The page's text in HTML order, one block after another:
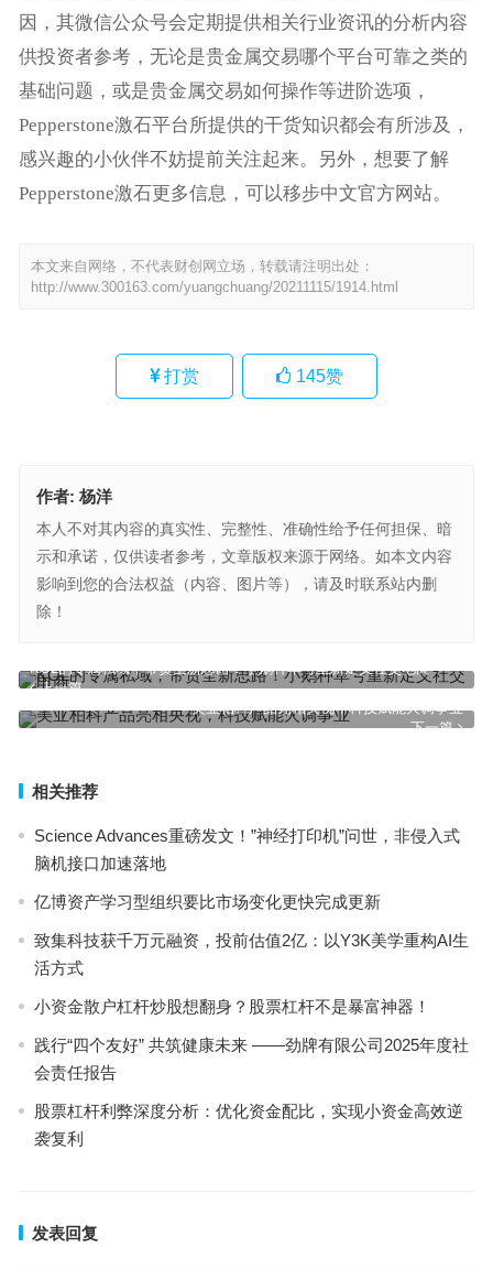
因，其微信公众号会定期提供相关行业资讯的分析内容
供投资者参考，无论是贵金属交易哪个平台可靠之类的
基础问题，或是贵金属交易如何操作等进阶选项，
Pepperstone激石平台所提供的干货知识都会有所涉及，
感兴趣的小伙伴不妨提前关注起来。另外，想要了解
Pepperstone激石更多信息，可以移步中文官方网站。
本文来自网络，不代表财创网立场，转载请注明出处：
http://www.300163.com/yuangchuang/20211115/1914.html
打赏 145赞
作者: 杨洋
本人不对其内容的真实性、完整性、准确性给予任何担保、暗
示和承诺，仅供读者参考，文章版权来源于网络。如本文内容
影响到您的合法权益（内容、图片等），请及时联系站内删
除！
上一篇
KOL的专属私域，带货全新思路！小鹅种草号重新定义社交电商
下一篇
美亚柏科产品亮相央视，科技赋能火调事业
相关推荐
Science Advances重磅发文！”神经打印机”问世，非侵入式
脑机接口加速落地
亿博资产学习型组织要比市场变化更快完成更新
致集科技获千万元融资，投前估值2亿：以Y3K美学重构AI生
活方式
小资金散户杠杆炒股想翻身？股票杠杆不是暴富神器！
践行“四个友好” 共筑健康未来 ——劲牌有限公司2025年度社
会责任报告
股票杠杆利弊深度分析：优化资金配比，实现小资金高效逆
袭复利
发表回复